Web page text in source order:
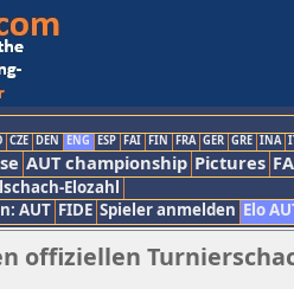
CZE DEN ENG ESP FAI FIN FRA GER GRE INA
AUT championship Pictures
Elozahl
AUT FIDE Spieler anmelden Elo
offiziellen